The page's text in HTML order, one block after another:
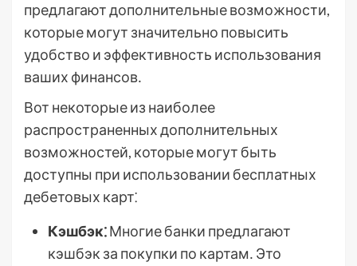
предлагают дополнительные возможности,
которые могут значительно повысить
удобство и эффективность использования
ваших финансов․
Вот некоторые из наиболее
распространенных дополнительных
возможностей, которые могут быть
доступны при использовании бесплатных
дебетовых карт⁚
Кэшбэк⁚Многие банки предлагают
кэшбэк за покупки по картам․ Это